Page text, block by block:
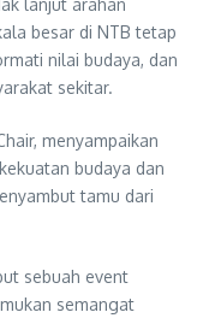
besar di NTB tetap
nilai budaya, dan
sekitar.
menyampaikan
budaya dan
tamu dari
sebuah event
semangat